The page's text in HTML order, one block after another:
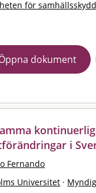
för
dokument
i
Fernando
Universitet ·